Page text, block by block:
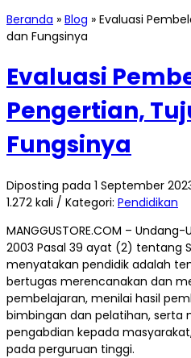
Beranda » Blog » Evaluasi
dan Fungsinya
Evaluasi
Pengertian,
Fungsinya
Diposting pada 1 September
1.272 kali / Kategori: Pendidikan
MANGGUSTORE.COM –
2003 Pasal 39 ayat (2) tentang
menyatakan pendidik adalah
bertugas merencanakan dan
pembelajaran, menilai hasil
bimbingan dan pelatihan, serta
pengabdian kepada
pada perguruan tinggi.